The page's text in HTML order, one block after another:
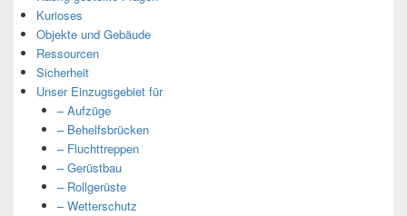
Kurioses
Objekte und Gebäude
Ressourcen
Sicherheit
Unser Einzugsgebiet für
– Aufzüge
– Behelfsbrücken
– Fluchttreppen
– Gerüstbau
– Rollgerüste
– Wetterschutz